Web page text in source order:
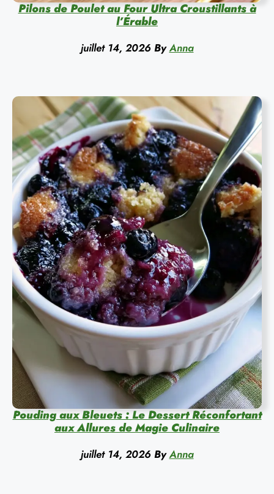
Pilons de Poulet au Four Ultra Croustillants à
l’Érable
juillet 14, 2026 By Anna
Pouding aux Bleuets : Le Dessert Réconfortant
aux Allures de Magie Culinaire
juillet 14, 2026 By Anna